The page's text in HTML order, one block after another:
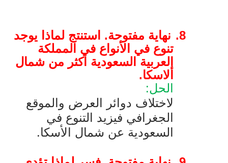
8.
نهاية مفتوحة. استنتج لماذا يوجد
تنوع في الأنواع في المملكة
العربية السعودية أكثر من شمال
ألاسكا.
الحل:
لاختلاف دوائر العرض والموقع
الجغرافي فيزيد التنوع في
السعودية عن شمال الأسكا.